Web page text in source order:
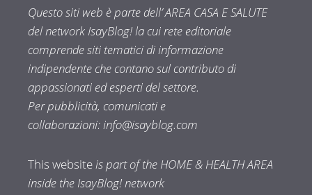
Questo siti web è parte dell’ AREA CASA E SALUTE
del network IsayBlog! la cui rete editoriale
comprende siti tematici di informazione
indipendente che contano sul contributo di
appassionati ed esperti del settore.
Per pubblicità, comunicati e
collaborazioni:info@isayblog.com
This websiteis part of the HOME & HEALTH AREA
inside the IsayBlog! network